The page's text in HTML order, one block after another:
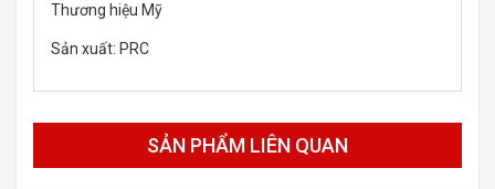
Thương hiệu Mỹ
Sản xuất: PRC
SẢN PHẨM LIÊN QUAN